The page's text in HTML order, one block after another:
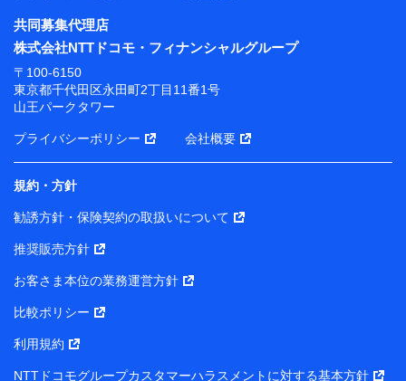
共同募集代理店
株式会社NTTドコモ・フィナンシャルグループ
〒100-6150
東京都千代田区永田町2丁目11番1号
山王パークタワー
プライバシーポリシー 会社概要
規約・方針
勧誘方針・保険契約の取扱いについて
推奨販売方針
お客さま本位の業務運営方針
比較ポリシー
利用規約
NTTドコモグループカスタマーハラスメントに対する基本方針